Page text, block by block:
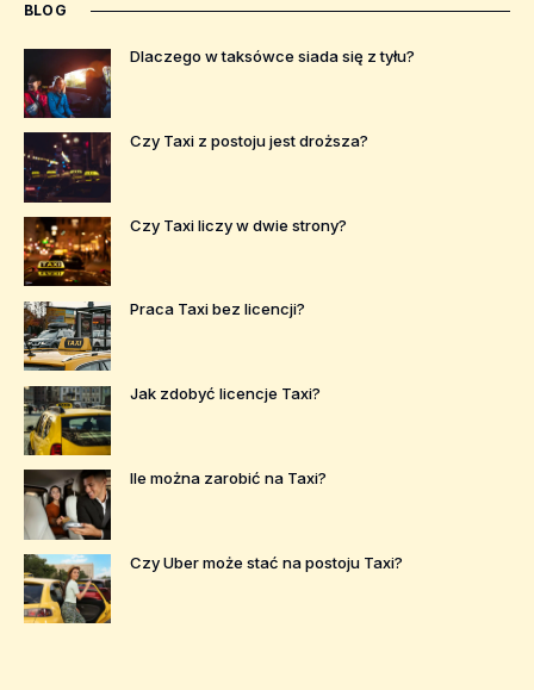
BLOG
Dlaczego w taksówce siada się z tyłu?
Czy Taxi z postoju jest droższa?
Czy Taxi liczy w dwie strony?
Praca Taxi bez licencji?
Jak zdobyć licencje Taxi?
Ile można zarobić na Taxi?
Czy Uber może stać na postoju Taxi?